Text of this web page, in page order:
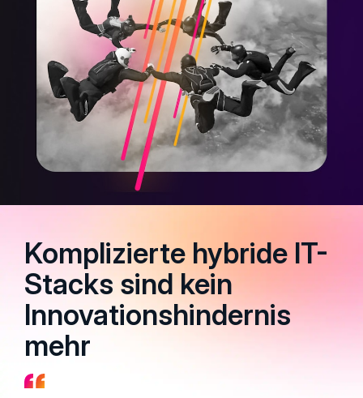
Komplizierte hybride IT-
Stacks sind kein
Innovationshindernis
mehr